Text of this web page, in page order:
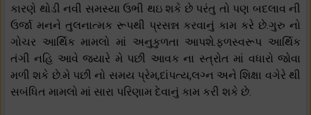
કારણે થોડી નવી સમસ્યા ઉભી થઇ શકે છે પરંતુ તો પણ બદલાવ ની
ઉર્જા મનને તુલનાત્મક રૂપથી પ્રસન્ન કરવાનું કામ કરે છે.ગુરુ નો
ગોચર આર્થિક મામલો માં અનુકુળતા આપશે.ફળસ્વરૂપ આર્થિક
તંગી નહિ આવે જયારે મે પછી આવક ના સ્ત્રોત માં વધારો જોવા
મળી શકે છે.મે પછી નો સમય પ્રેમ,દાંપત્ય,લગ્ન અને શિક્ષા વગેરે થી
સબંધિત મામલો માં સારા પરિણામ દેવાનું કામ કરી શકે છે.